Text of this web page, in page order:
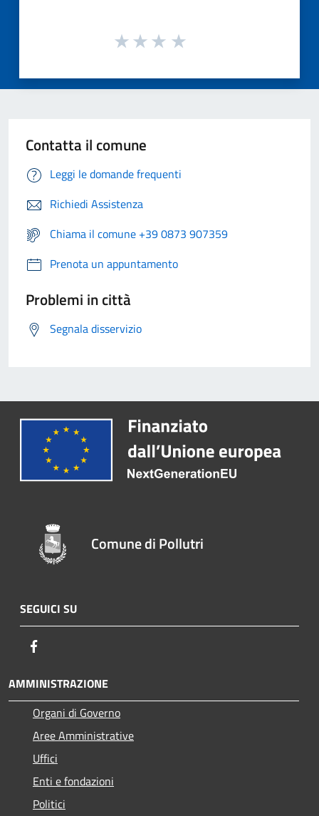
Contatta il comune
Leggi le domande frequenti
Richiedi Assistenza
Chiama il comune +39 0873 907359
Prenota un appuntamento
Problemi in città
Segnala disservizio
Comune di Pollutri
SEGUICI SU
AMMINISTRAZIONE
Organi di Governo
Aree Amministrative
Uffici
Enti e fondazioni
Politici